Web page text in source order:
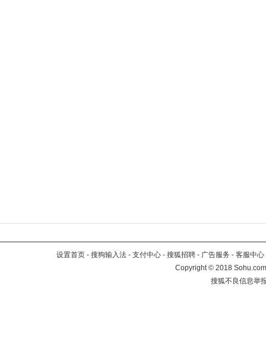
设置首页 - 搜狗输入法 - 支付中心 - 搜狐招聘 - 广告服务 - 客服中心
Copyright©2018
搜狐不良信息举